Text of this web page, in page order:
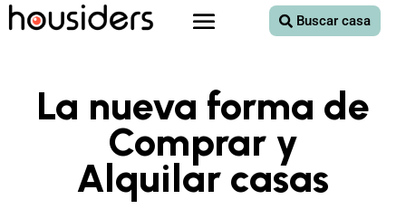
Buscar casa
La nueva forma de
Comprar y
Alquilar casas